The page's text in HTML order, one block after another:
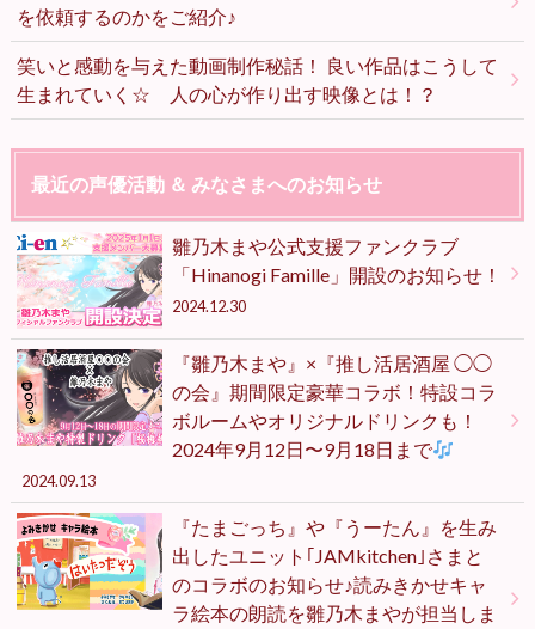
を依頼するのかをご紹介♪
笑いと感動を与えた動画制作秘話！ 良い作品はこうして
生まれていく☆ 人の心が作り出す映像とは！？
最近の声優活動 ＆ みなさまへのお知らせ
雛乃木まや公式支援ファンクラブ
「Hinanogi Famille」開設のお知らせ！
2024.12.30
『雛乃木まや』×『推し活居酒屋 ◯◯
の会』期間限定豪華コラボ！特設コラ
ボルームやオリジナルドリンクも！
2024年9月12日〜9月18日まで
2024.09.13
『たまごっち』や『うーたん』を生み
出したユニット｢JAMkitchen｣さまと
のコラボのお知らせ♪読みきかせキャ
ラ絵本の朗読を雛乃木まやが担当しま